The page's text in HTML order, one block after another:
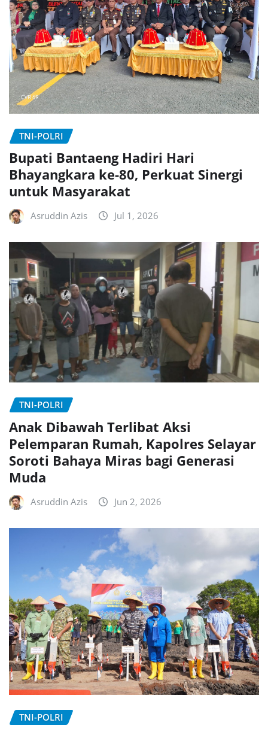
TNI-POLRI
Bupati Bantaeng Hadiri Hari
Bhayangkara ke-80, Perkuat Sinergi
untuk Masyarakat
Asruddin Azis Jul 1, 2026
TNI-POLRI
Anak Dibawah Terlibat Aksi
Pelemparan Rumah, Kapolres Selayar
Soroti Bahaya Miras bagi Generasi
Muda
Asruddin Azis Jun 2, 2026
TNI-POLRI